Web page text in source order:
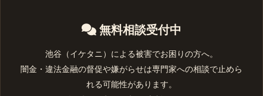
無料相談受付中
池谷（イケタニ）による被害でお困りの方へ。
闇金・違法金融の督促や嫌がらせは専門家への相談で止めら
れる可能性があります。